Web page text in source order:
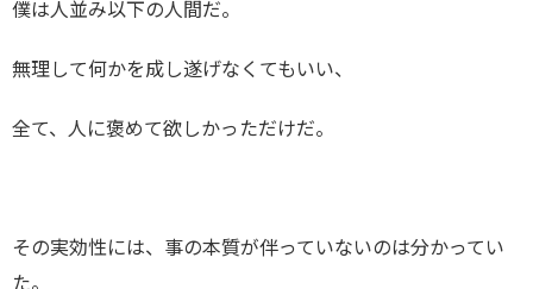
僕は人並み以下の人間だ。
無理して何かを成し遂げなくてもいい、
全て、人に褒めて欲しかっただけだ。
その実効性には、事の本質が伴っていないのは分かってい
た。